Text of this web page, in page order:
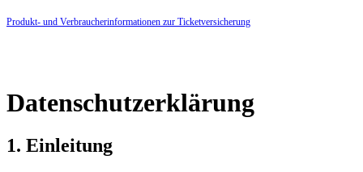
Produkt- und Verbraucherinformationen zur Ticketversicherung
Datenschutzerklärung
1. Einleitung